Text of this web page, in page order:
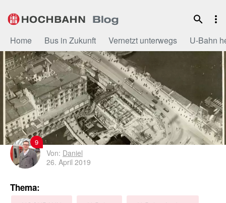
Inhalt
Home Bus in Zukunft Vernetzt unterwegs U-Bahn
9
Von: Daniel
26. April 2019
Thema: